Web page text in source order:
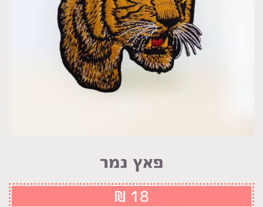
פאץ נמר
₪ 18